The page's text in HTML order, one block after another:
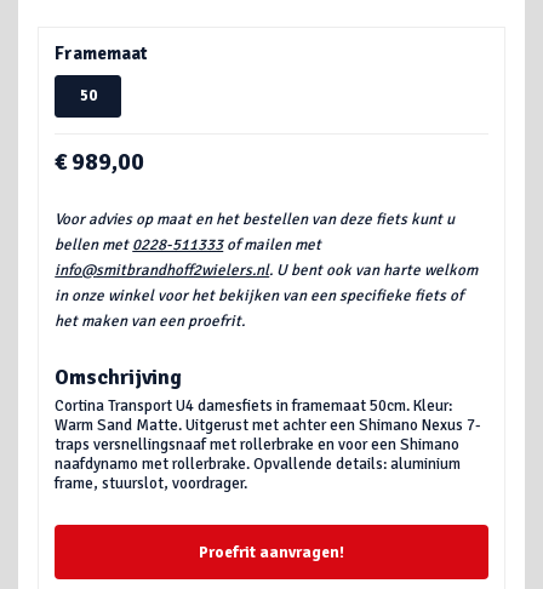
Framemaat
50
€ 989,00
Voor advies op maat en het bestellen van deze fiets kunt u
bellen met0228-511333of mailen met
info@smitbrandhoff2wielers.nl. U bent ook van harte welkom
in onze winkel voor het bekijken van een specifieke fiets of
het maken van een proefrit.
Omschrijving
Cortina Transport U4 damesfiets in framemaat 50cm. Kleur:
Warm Sand Matte. Uitgerust met achter een Shimano Nexus 7-
traps versnellingsnaaf met rollerbrake en voor een Shimano
naafdynamo met rollerbrake. Opvallende details: aluminium
frame, stuurslot, voordrager.
Proefrit aanvragen!